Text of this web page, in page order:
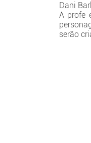
Dani
A profe
serão